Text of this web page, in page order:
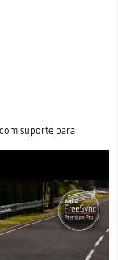
suporte para